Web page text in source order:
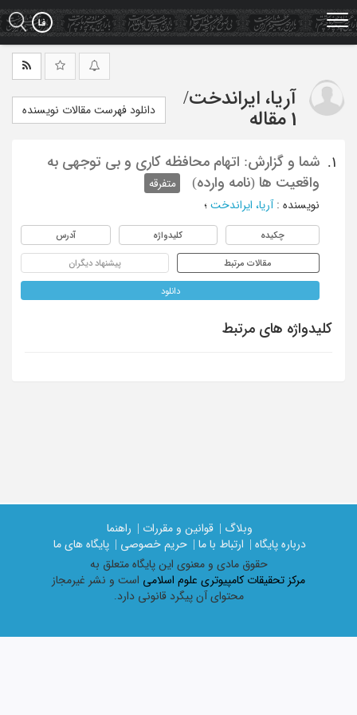
Skip
to
main
آریا، ایراندخت/
1 مقاله
دانلود فهرست مقالات نویسنده
1.
شما و گزارش: اتهام محافظه کاری و بی توجهی به
واقعیت ها (نامه وارده)
متفرقه
نویسنده : آریا، ایراندخت ؛
چکیده کلیدواژه آدرس
مقالات مرتبط پیشنهاد دیگران
دانلود
کلیدواژه های مرتبط
وبلاگ | قوانین و مقررات |
راهنما
درباره پایگاه |
ارتباط با ما | حریم خصوصی |
پایگاه های ما
حقوق مادی و معنوی اين پايگاه متعلق به
مرکز تحقیقات کامپیوتری علوم اسلامی است و نشر غیرمجاز
محتوای آن پیگرد قانونی دارد.